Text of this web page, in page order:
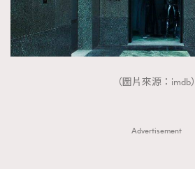
（圖片來源：imdb）
Advertisement